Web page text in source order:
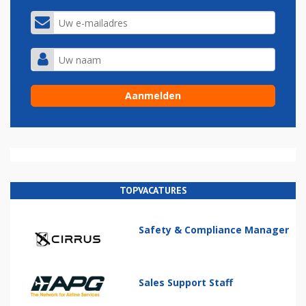
TOPVACATURES
Safety & Compliance Manager
Sales Support Staff